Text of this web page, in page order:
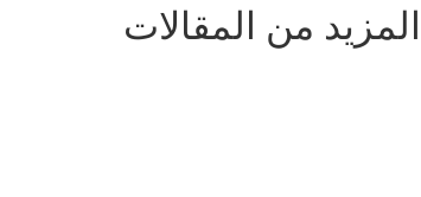
المزيد من المقالات